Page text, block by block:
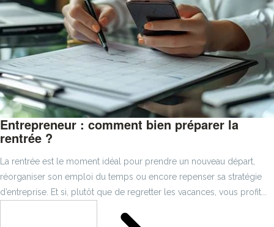
Entrepreneur : comment bien préparer la
rentrée ?
La rentrée est le moment idéal pour prendre un nouveau départ,
réorganiser son emploi du temps ou encore repenser sa stratégie
d’entreprise. Et si, plutôt que de regretter les vacances, vous profit...